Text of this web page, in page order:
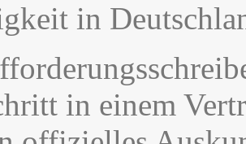
in
in einem